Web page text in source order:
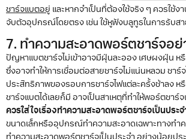
ชาร์จแบตอยู่ และหากจำเป็นที่ต้องใช้จริง ๆ ควรใช้
จับตัวอุปกรณ์โดยตรง เช่น ใช้หูฟังบลูทูธในการรับส
7. ทำความสะอาดพอร์ตชาร์จอย่
ปัญหาแบตชาร์จไม่เข้าอาจมีฝุ่นละออง เศษผงฝุ่น ห
ซึ่งอาจทำให้การเชื่อมต่อสายชาร์จไม่แน่นหลวม ชาร์
ประสิทธิภาพของรอบการชาร์จไฟแต่ละครั้งช้าลง ห
ชาร์จแบตได้เลยก็มี อาจเป็นสาเหตุที่ทำให้พอร์ตชาร์จ
ควรใส่ใจเรื่องทำความสะอาดพอร์ตชาร์จเป็นประจ
ขนาดเล็กหรืออุปกรณ์ทำความสะอาดเฉพาะทางทำ